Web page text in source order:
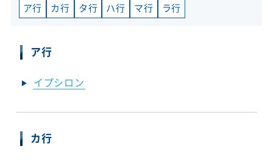
ア行 カ行 タ行 ハ行 マ行 ラ行
ア行
イプシロン
カ行